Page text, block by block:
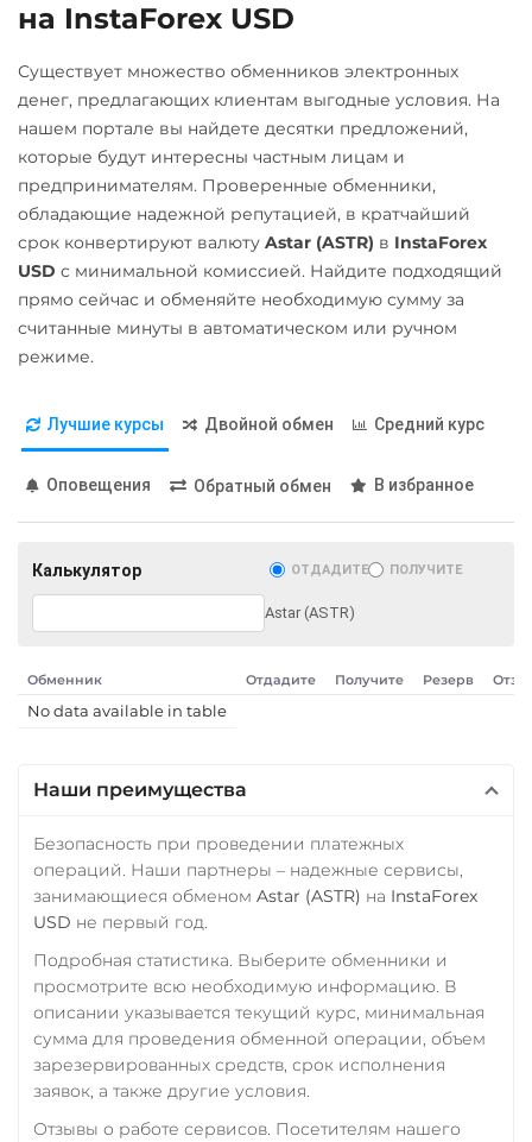
на InstaForex USD
Существует множество обменников электронных
денег, предлагающих клиентам выгодные условия. На
нашем портале вы найдете десятки предложений,
которые будут интересны частным лицам и
предпринимателям. Проверенные обменники,
обладающие надежной репутацией, в кратчайший
срок конвертируют валюту Astar (ASTR) в InstaForex
USD с минимальной комиссией. Найдите подходящий
прямо сейчас и обменяйте необходимую сумму за
считанные минуты в автоматическом или ручном
режиме.
Лучшие курсы Двойной обмен Средний курс
Оповещения Обратный обмен В избранное
Калькулятор ОТДАДИТЕ ПОЛУЧИТЕ
Astar (ASTR)
Обменник Отдадите Получите Резерв
No data available in table
Наши преимущества
Безопасность при проведении платежных
операций. Наши партнеры – надежные сервисы,
занимающиеся обменом Astar (ASTR) на InstaForex
USD не первый год.
Подробная статистика. Выберите обменники и
просмотрите всю необходимую информацию. В
описании указывается текущий курс, минимальная
сумма для проведения обменной операции, объем
зарезервированных средств, срок исполнения
заявок, а также другие условия.
Отзывы о работе сервисов. Посетителям нашего